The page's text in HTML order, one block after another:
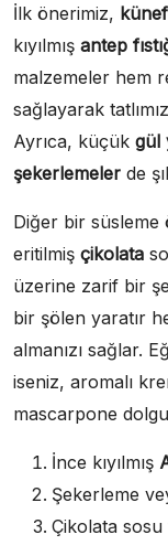
İlk önerimiz,
kıyılmış antep
malzemeler hem
sağlayarak
Ayrıca, küçük gül
şekerlemeler de
Diğer bir
eritilmiş çikolata
üzerine zarif bir
bir şölen yaratır
almanızı sağlar.
iseniz, aromalı
mascarpone
İnce kıyılmış
Şekerleme
Çikolata